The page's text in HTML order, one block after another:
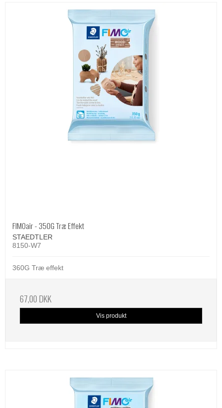
FIMOair - 350G Træ Effekt
STAEDTLER
8150-W7
360G Træ effekt
67,00 DKK
Vis produkt